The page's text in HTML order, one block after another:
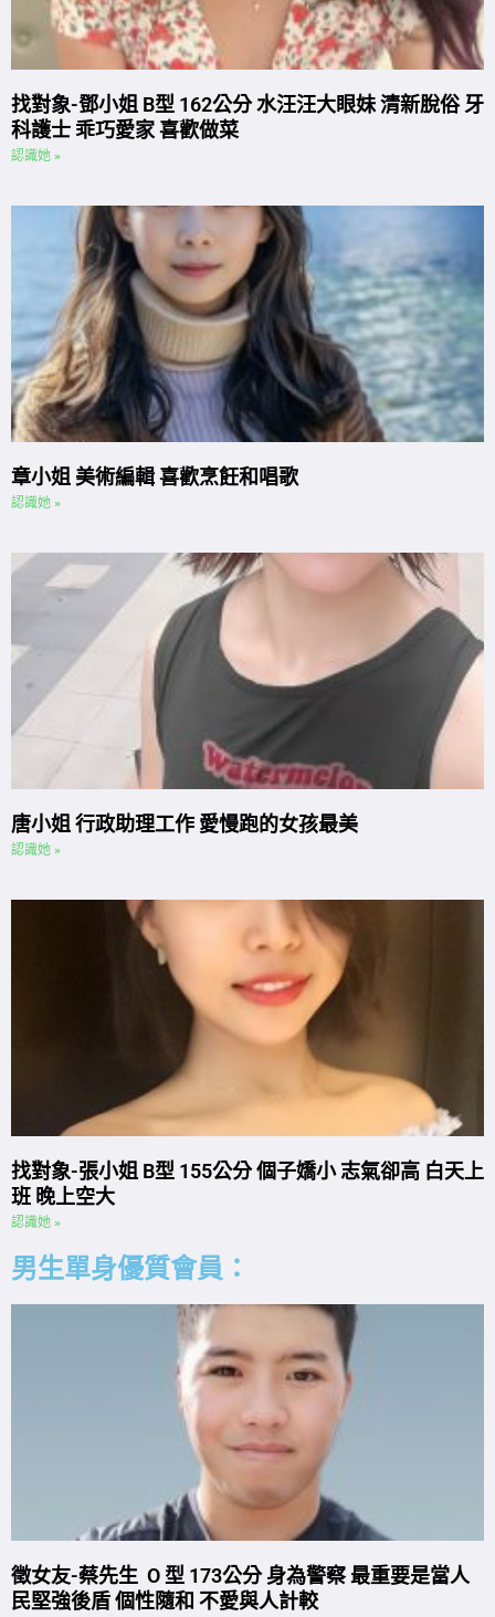
找對象-鄧小姐 B型 162公分 水汪汪大眼妹 清新脫俗 牙
科護士 乖巧愛家 喜歡做菜
認識她 »
章小姐 美術編輯 喜歡烹飪和唱歌
認識她 »
唐小姐 行政助理工作 愛慢跑的女孩最美
認識她 »
找對象-張小姐 B型 155公分 個子嬌小 志氣卻高 白天上
班 晚上空大
認識她 »
男生單身優質會員：
徵女友-蔡先生 O 型 173公分 身為警察 最重要是當人
民堅強後盾 個性隨和 不愛與人計較